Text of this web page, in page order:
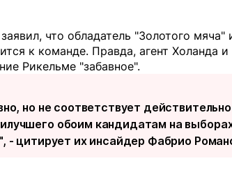
что обладатель "Золотого мяча"
к команде. Правда, агент Холанда и
Рикельме "забавное".
но не соответствует
обоим кандидатам на
- цитирует их инсайдер Фабрио